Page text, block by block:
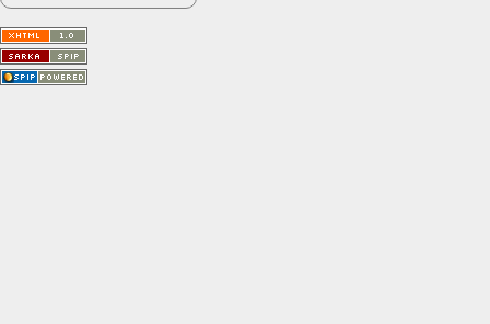
actuellement aucune prévision
Saint-Nom.
Veuillez consulter le message du
service ci-dessous.
(401 - Invalid API key. Please see
https://openweathermap.org/faq#error401